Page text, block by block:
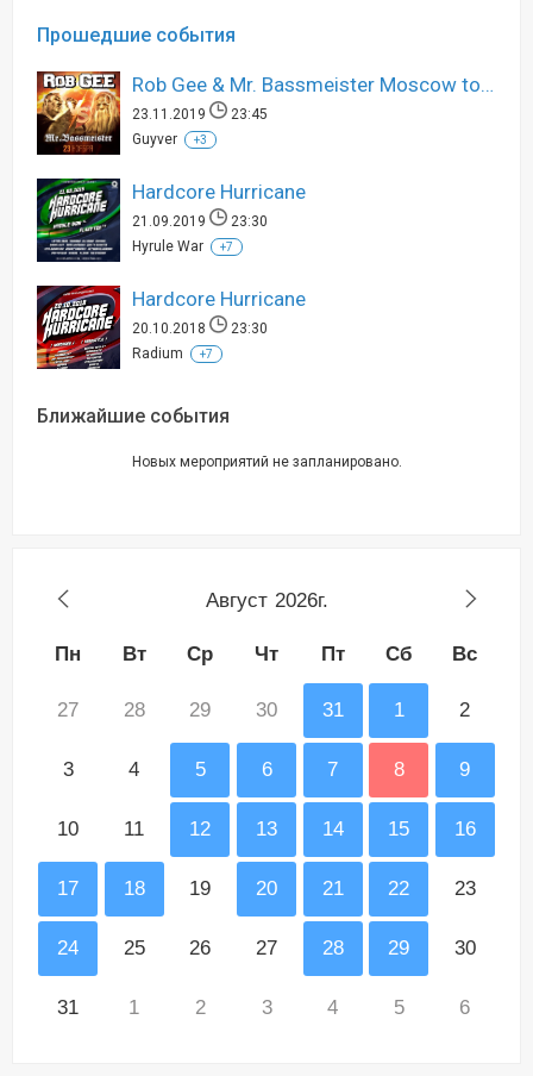
Прошедшие события
Rob Gee & Mr. Bassmeister Moscow tour 2019
23.11.2019
23:45
Guyver
+3
Hardcore Hurricane
21.09.2019
23:30
Hyrule War
+7
Hardcore Hurricane
20.10.2018
23:30
Radium
+7
Ближайшие события
Новых мероприятий не запланировано.
Август 2026г.
Пн Вт Ср Чт Пт Сб Вс
27 28 29 30 31 1 2
3 4 5 6 7 8 9
10 11 12 13 14 15 16
17 18 19 20 21 22 23
24 25 26 27 28 29 30
31 1 2 3 4 5 6